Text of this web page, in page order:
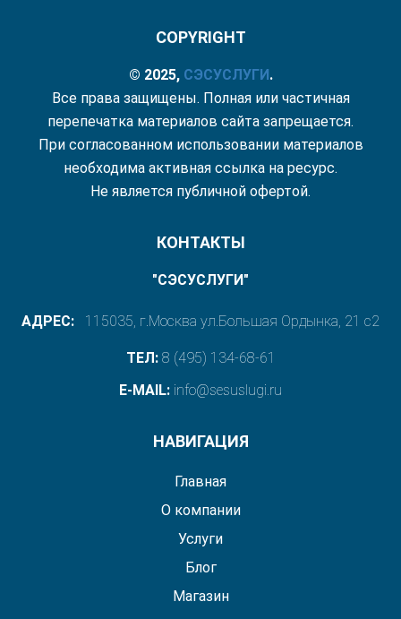
COPYRIGHT
© 2025, СЭСУСЛУГИ .
Все права защищены. Полная или частичная
перепечатка материалов сайта запрещается.
При согласованном использовании материалов
необходима активная ссылка на ресурс.
Не является публичной офертой.
КОНТАКТЫ
"СЭСУСЛУГИ"
АДРЕС: 115035, г.Москва ул.Большая Ордынка, 21 с2
ТЕЛ: 8 (495) 134-68-61
E-MAIL: info@sesuslugi.ru
НАВИГАЦИЯ
Главная
О компании
Услуги
Блог
Магазин